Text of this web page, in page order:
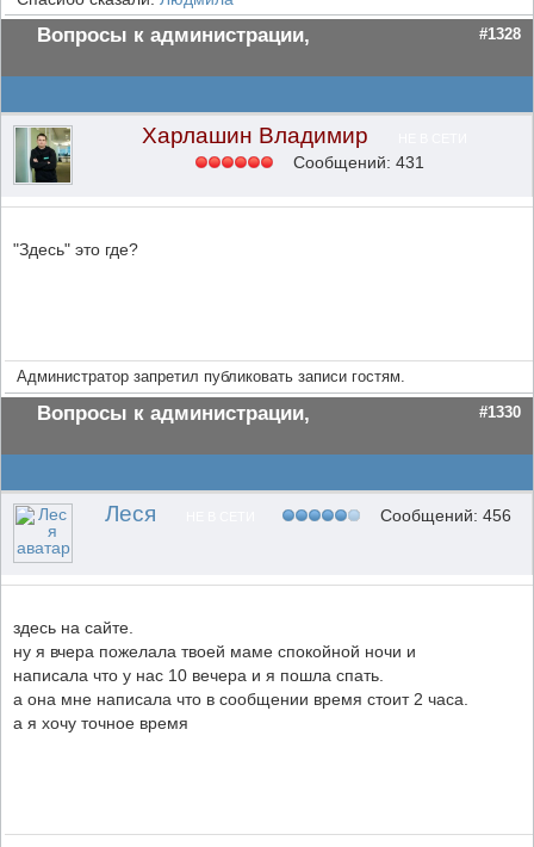
Вопросы к администрации, #1328
Харлашин Владимир
Сообщений: 431
"Здесь" это где?
Администратор запретил публиковать записи гостям.
Вопросы к администрации, #1330
Леся Сообщений: 456
здесь на сайте.
ну я вчера пожелала твоей маме спокойной ночи и
написала что у нас 10 вечера и я пошла спать.
а она мне написала что в сообщении время стоит 2 часа.
а я хочу точное время